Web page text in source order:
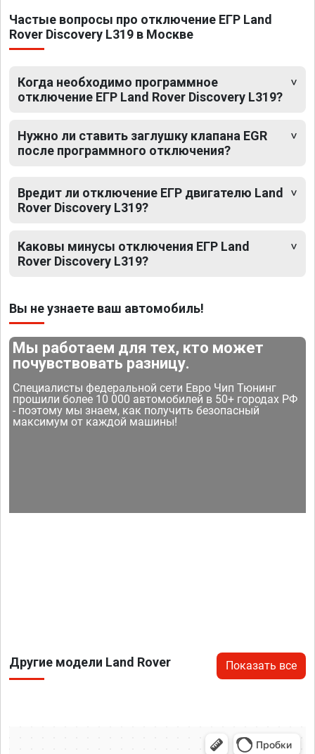
Частые вопросы про отключение ЕГР Land
Rover Discovery L319 в Москве
Когда необходимо программное
отключение ЕГР Land Rover Discovery L319?
Нужно ли ставить заглушку клапана EGR
после программного отключения?
Вредит ли отключение ЕГР двигателю Land
Rover Discovery L319?
Каковы минусы отключения ЕГР Land
Rover Discovery L319?
Вы не узнаете ваш автомобиль!
Мы работаем для тех, кто может
почувствовать разницу.
Специалисты федеральной сети Евро Чип Тюнинг
прошили более 10 000 автомобилей в 50+ городах РФ
- поэтому мы знаем, как получить безопасный
максимум от каждой машины!
Другие модели Land Rover Показать все